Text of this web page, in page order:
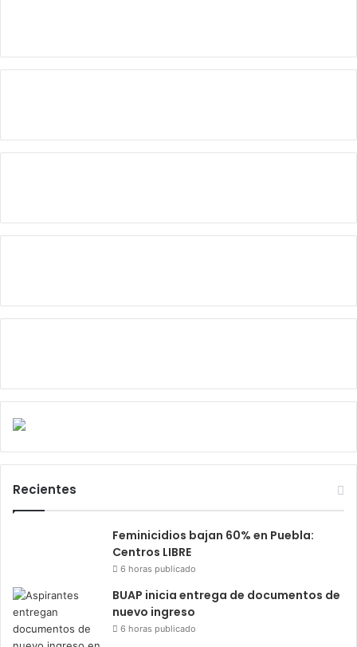
Recientes
Feminicidios bajan 60% en Puebla:
Centros LIBRE
6 horas publicado
BUAP inicia entrega de documentos de
nuevo ingreso
6 horas publicado